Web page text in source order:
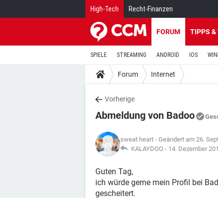
High-Tech Recht-Finanzen
FORUM TIPPS &
SPIELE STREAMING ANDROID IOS
Forum Internet
Vorherige
Abmeldung von Badoo
sweat heart - Geändert am 26.
KALAYDOO - 14. Dezember
Guten Tag,
ich würde gerne mein Profil bei
gescheitert.